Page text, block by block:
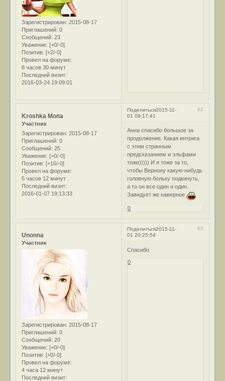
Зарегистрирован: 2015-08-17
Приглашений: 0
Сообщений: 23
Уважение: [+0/-0]
Позитив: [+2/-0]
Провел на форуме:
8 часов 30 минут
Последний визит:
2016-03-24 19:09:01
Поделиться 62
2015-11-
01 09:17:41
Kroshka Mona
Участник
Зарегистрирован: 2015-08-17
Приглашений: 0
Сообщений: 25
Уважение: [+0/-0]
Позитив: [+16/-0]
Провел на форуме:
5 часов 12 минут
Последний визит:
2016-01-07 19:13:33
Анна спасибо большое за
продолжение. Какая интрига
с этим странным
предсказанием и эльфами
тоже))))) И я тоже за то,
чтобы Вернону какую-нибудь
головную больку подкинуть,
а то он все один и один.
Завидует же наверное
0
Поделиться 63
2015-11-
01 20:25:54
Unonna
Участник
Зарегистрирован: 2015-08-17
Приглашений: 0
Сообщений: 20
Уважение: [+0/-0]
Позитив: [+0/-0]
Провел на форуме:
4 часа 12 минут
Последний визит:
Спасибо
0